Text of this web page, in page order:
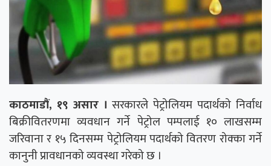
काठमाडौं, १९ असार । सरकारले पेट्रोलियम पदार्थको निर्वाध
बिक्रीवितरणमा व्यवधान गर्ने पेट्रोल पम्पलाई १० लाखसम्म
जरिवाना र १५ दिनसम्म पेट्रोलियम पदार्थको वितरण रोक्का गर्ने
कानुनी प्रावधानको व्यवस्था गरेको छ ।